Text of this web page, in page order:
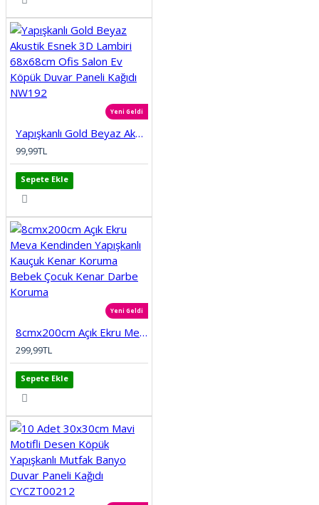
Yeni Geldi
Yapışkanlı Gold Beyaz Akustik Esnek 3D Lambiri 68x68cm Ofis Salon Ev Köpük Duvar Paneli Kağıdı NW192
99,99TL
Sepete Ekle
Yeni Geldi
8cmx200cm Açık Ekru Meva Kendinden Yapışkanlı Kauçuk Kenar Koruma Bebek Çocuk Kenar Darbe Koruma
299,99TL
Sepete Ekle